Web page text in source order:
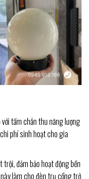
tấm chắn thu năng lượng
phí sinh hoạt cho gia
đảm bảo hoạt động bền
làm cho đèn trụ cổng trở